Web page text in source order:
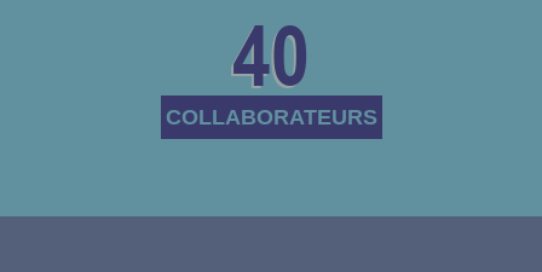
40
COLLABORATEURS